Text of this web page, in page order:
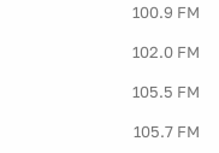
100.9 FM
102.0 FM
105.5 FM
105.7 FM